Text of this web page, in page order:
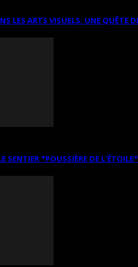
LES ARTS VISUELS: UNE QUÊTE
SENTIER *POUSSIÈRE DE L’ÉTOILE*